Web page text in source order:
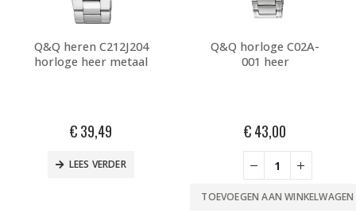
Q&Q heren C212J204
horloge heer metaal
€39,49
LEES VERDER
Q&Q horloge C02A-
001 heer
€43,00
TOEVOEGEN AAN WINKELWAGEN